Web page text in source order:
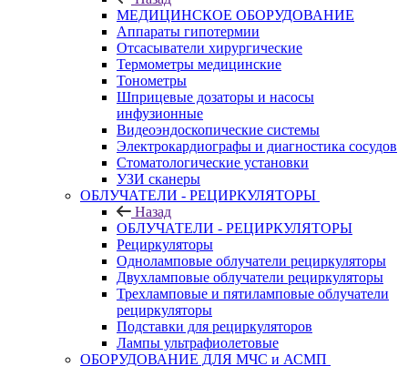
МЕДИЦИНСКОЕ ОБОРУДОВАНИЕ
Аппараты гипотермии
Отсасыватели хирургические
Термометры медицинские
Тонометры
Шприцевые дозаторы и насосы
инфузионные
Видеоэндоскопические системы
Электрокардиографы и диагностика сосудов
Стоматологические установки
УЗИ сканеры
ОБЛУЧАТЕЛИ - РЕЦИРКУЛЯТОРЫ
Назад
ОБЛУЧАТЕЛИ - РЕЦИРКУЛЯТОРЫ
Рециркуляторы
Одноламповые облучатели рециркуляторы
Двухламповые облучатели рециркуляторы
Трехламповые и пятиламповые облучатели
рециркуляторы
Подставки для рециркуляторов
Лампы ультрафиолетовые
ОБОРУДОВАНИЕ ДЛЯ МЧС и АСМП